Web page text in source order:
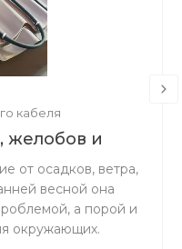
кабеля
желобов и
от осадков, ветра,
весной она
а порой и
окружающих.